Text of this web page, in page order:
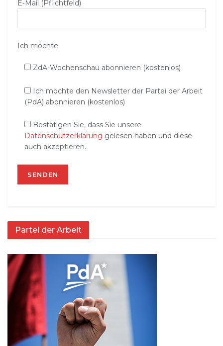
E‑Mail (Pflichtfeld)
Ich möchte:
ZdA-Wochenschau abonnieren (kostenlos)
Ich möchte den Newsletter der Partei der Arbeit
(PdA) abonnieren (kostenlos)
Bestätigen Sie, dass Sie unsere
Datenschutzerklärung gelesen haben und diese
auch akzeptieren.
Partei der Arbeit